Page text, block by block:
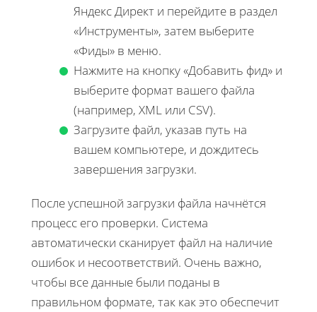
Яндекс Директ и перейдите в раздел
«Инструменты», затем выберите
«Фиды» в меню.
Нажмите на кнопку «Добавить фид» и
выберите формат вашего файла
(например, XML или CSV).
Загрузите файл, указав путь на
вашем компьютере, и дождитесь
завершения загрузки.
После успешной загрузки файла начнётся
процесс его проверки. Система
автоматически сканирует файл на наличие
ошибок и несоответствий. Очень важно,
чтобы все данные были поданы в
правильном формате, так как это обеспечит